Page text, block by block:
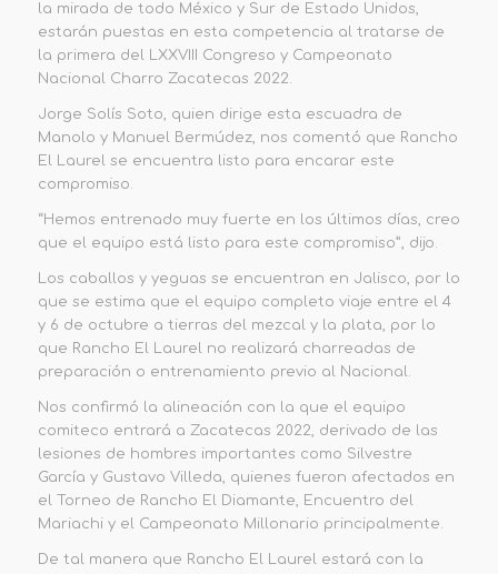
la mirada de todo México y Sur de Estado Unidos,
estarán puestas en esta competencia al tratarse de
la primera del LXXVIII Congreso y Campeonato
Nacional Charro Zacatecas 2022.
Jorge Solís Soto, quien dirige esta escuadra de
Manolo y Manuel Bermúdez, nos comentó que Rancho
El Laurel se encuentra listo para encarar este
compromiso.
“Hemos entrenado muy fuerte en los últimos días, creo
que el equipo está listo para este compromiso”, dijo.
Los caballos y yeguas se encuentran en Jalisco, por lo
que se estima que el equipo completo viaje entre el 4
y 6 de octubre a tierras del mezcal y la plata, por lo
que Rancho El Laurel no realizará charreadas de
preparación o entrenamiento previo al Nacional.
Nos confirmó la alineación con la que el equipo
comiteco entrará a Zacatecas 2022, derivado de las
lesiones de hombres importantes como Silvestre
García y Gustavo Villeda, quienes fueron afectados en
el Torneo de Rancho El Diamante, Encuentro del
Mariachi y el Campeonato Millonario principalmente.
De tal manera que Rancho El Laurel estará con la